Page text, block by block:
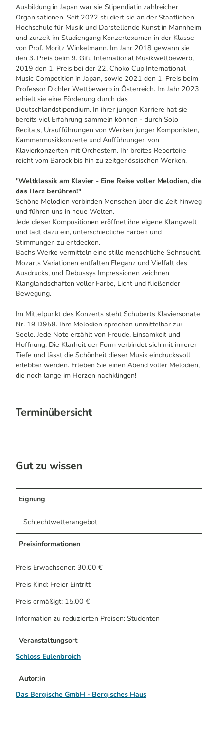
Ausbildung in Japan war sie Stipendiatin zahlreicher
Organisationen. Seit 2022 studiert sie an der Staatlichen
Hochschule für Musik und Darstellende Kunst in Mannheim
und zurzeit im Studiengang Konzertexamen in der Klasse
von Prof. Moritz Winkelmann. Im Jahr 2018 gewann sie
den 3. Preis beim 9. Gifu International Musikwettbewerb,
2019 den 1. Preis bei der 22. Choko Cup International
Music Competition in Japan, sowie 2021 den 1. Preis beim
Professor Dichler Wettbewerb in Österreich. Im Jahr 2023
erhielt sie eine Förderung durch das
Deutschlandstipendium. In ihrer jungen Karriere hat sie
bereits viel Erfahrung sammeln können - durch Solo
Recitals, Uraufführungen von Werken junger Komponisten,
Kammermusikkonzerte und Aufführungen von
Klavierkonzerten mit Orchestern. Ihr breites Repertoire
reicht vom Barock bis hin zu zeitgenössischen Werken.
"Weltklassik am Klavier - Eine Reise voller Melodien, die
das Herz berühren!"
Schöne Melodien verbinden Menschen über die Zeit hinweg
und führen uns in neue Welten.
Jede dieser Kompositionen eröffnet ihre eigene Klangwelt
und lädt dazu ein, unterschiedliche Farben und
Stimmungen zu entdecken.
Bachs Werke vermitteln eine stille menschliche Sehnsucht,
Mozarts Variationen entfalten Eleganz und Vielfalt des
Ausdrucks, und Debussys Impressionen zeichnen
Klanglandschaften voller Farbe, Licht und fließender
Bewegung.
Im Mittelpunkt des Konzerts steht Schuberts Klaviersonate
Nr. 19 D958. Ihre Melodien sprechen unmittelbar zur
Seele. Jede Note erzählt von Freude, Einsamkeit und
Hoffnung. Die Klarheit der Form verbindet sich mit innerer
Tiefe und lässt die Schönheit dieser Musik eindrucksvoll
erlebbar werden. Erleben Sie einen Abend voller Melodien,
die noch lange im Herzen nachklingen!
Terminübersicht
Gut zu wissen
Eignung
Schlechtwetterangebot
Preisinformationen
Preis Erwachsener: 30,00 €
Preis Kind: Freier Eintritt
Preis ermäßigt: 15,00 €
Information zu reduzierten Preisen: Studenten
Veranstaltungsort
Schloss Eulenbroich
Autor:in
Das Bergische GmbH - Bergisches Haus